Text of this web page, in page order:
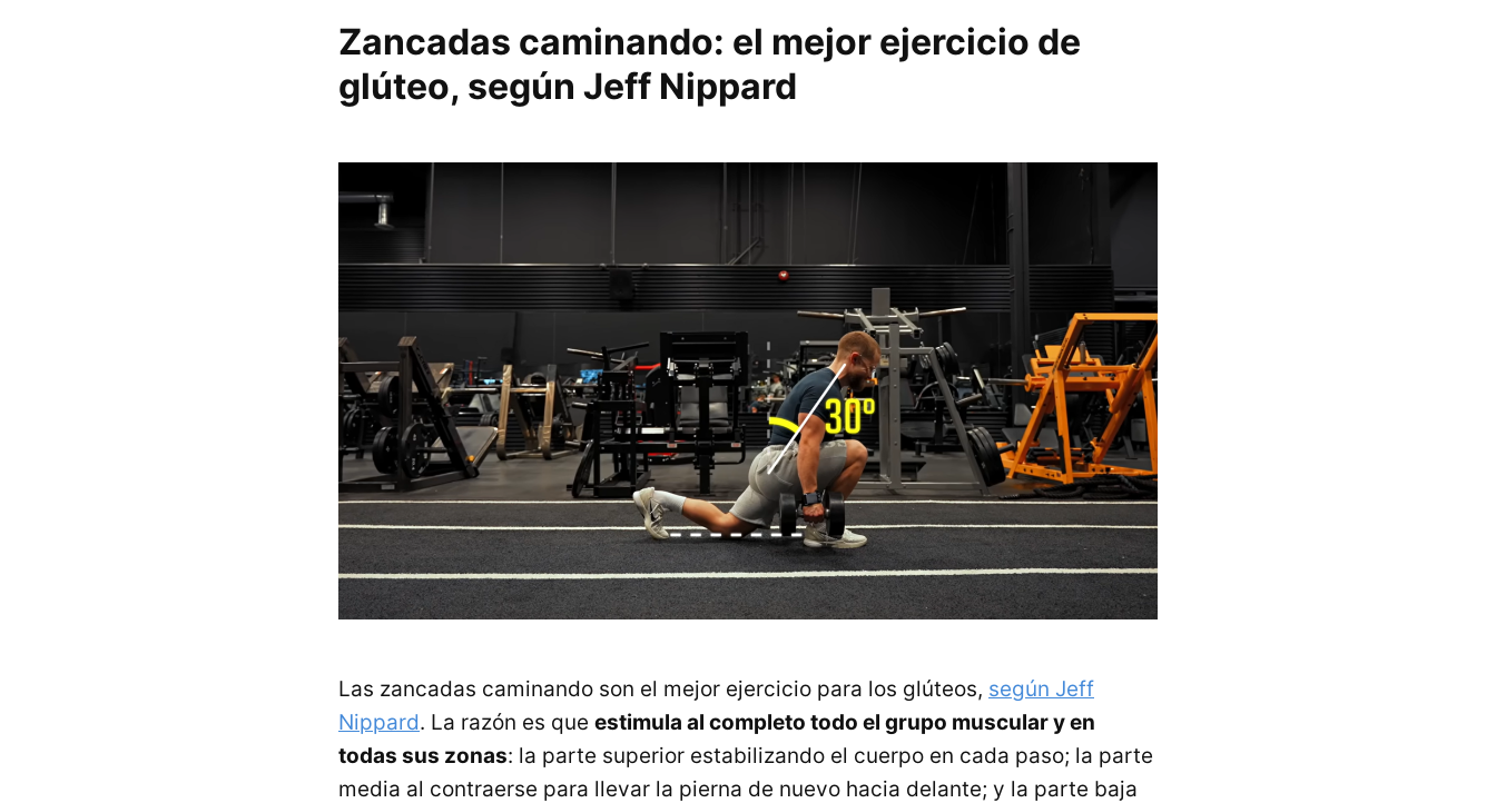
Zancadas caminando: el mejor ejercicio de
glúteo, según Jeff Nippard
Las zancadas caminando son el mejor ejercicio para los glúteos, según Jeff
Nippard. La razón es que estimula al completo todo el grupo muscular y en
todas sus zonas: la parte superior estabilizando el cuerpo en cada paso; la parte
media al contraerse para llevar la pierna de nuevo hacia delante; y la parte baja